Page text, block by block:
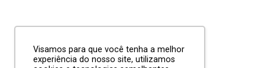
Visamos para que você tenha a melhor
experiência do nosso site, utilizamos